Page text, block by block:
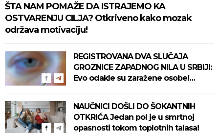
ŠTA NAM POMAŽE DA ISTRAJEMO KA
OSTVARENJU CILJA? Otkriveno kako mozak
održava motivaciju!
REGISTROVANA DVA SLUČAJA
GROZNICE ZAPADNOG NILA U SRBIJI:
Evo odakle su zaražene osobe!
NAUČNICI DOŠLI DO ŠOKANTNIH
OTKRIĆA Jedan pol je u smrtnoj
opasnosti tokom toplotnih talasa!